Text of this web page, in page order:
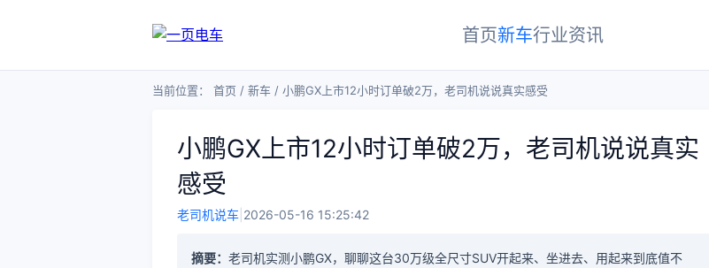
首页新车行业资讯
当前位置： 首页 / 新车 / 小鹏GX上市12小时订单破2万，老司机说说真实感受
小鹏GX上市12小时订单破2万，老司机说说真实
感受
老司机说车 2026-05-16 15:25:42
摘要： 老司机实测小鹏GX，聊聊这台30万级全尺寸SUV开起来、坐进去、用起来到底值不